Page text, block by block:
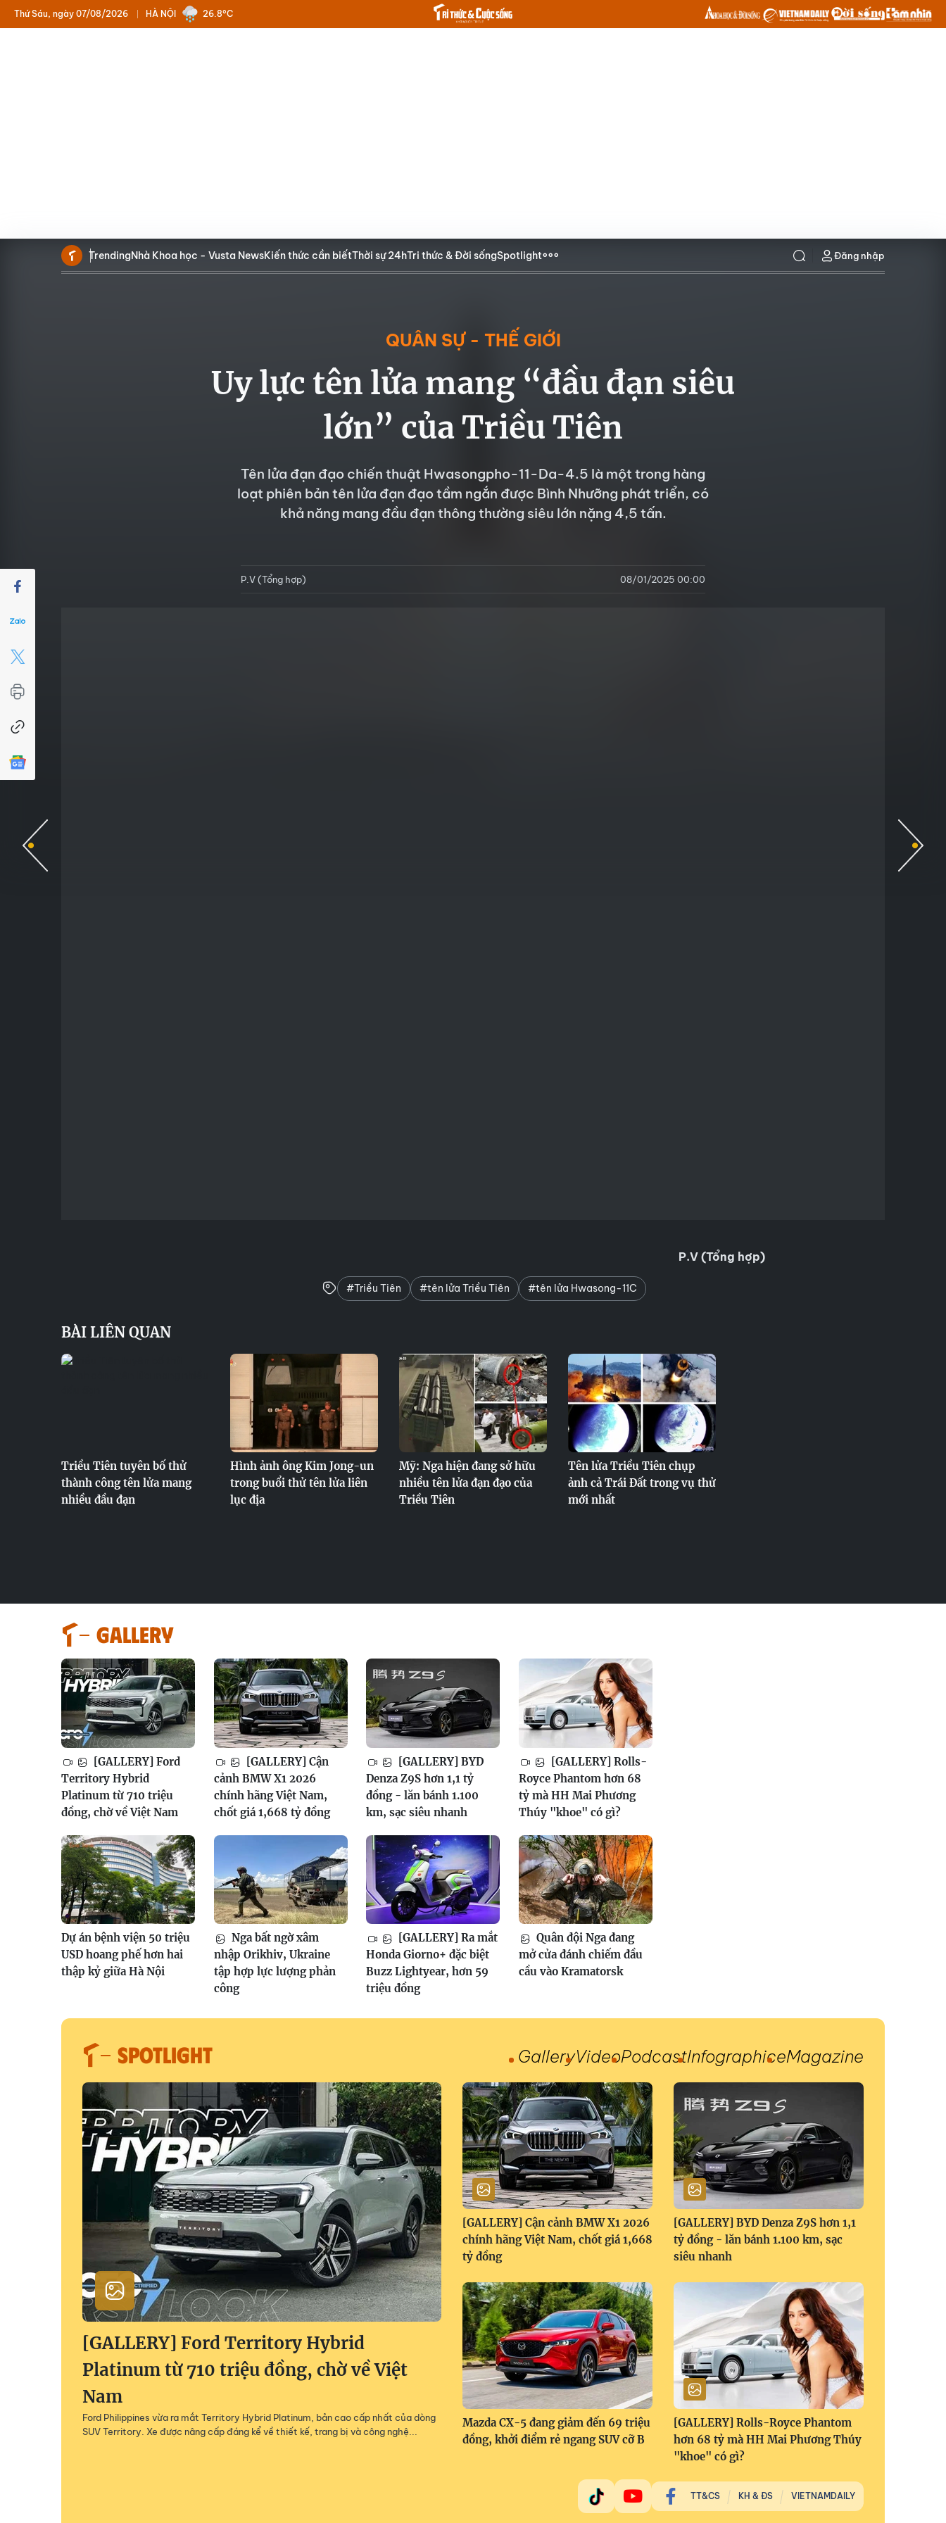
HÀ NỘI
Thứ Sáu, ngày 07/08/2026 26.8°C
TrendingNhà Khoa học - Vusta NewsKiến thức cần biếtThời sự 24hTri thức & Đời sốngSpotlight Đăng nhập
QUÂN SỰ - THẾ GIỚI
Uy lực tên lửa mang “đầu đạn siêu
lớn” của Triều Tiên
Tên lửa đạn đạo chiến thuật Hwasongpho-11-Da-4.5 là một trong hàng
loạt phiên bản tên lửa đạn đạo tầm ngắn được Bình Nhưỡng phát triển, có
khả năng mang đầu đạn thông thường siêu lớn nặng 4,5 tấn.
P.V (Tổng hợp) 08/01/2025 00:00
P.V (Tổng hợp)
#Triều Tiên #tên lửa Triều Tiên #tên lửa Hwasong-11C
BÀI LIÊN QUAN
Triều Tiên tuyên bố thử
thành công tên lửa mang
nhiều đầu đạn
Hình ảnh ông Kim Jong-un
trong buổi thử tên lửa liên
lục địa
Mỹ: Nga hiện đang sở hữu
nhiều tên lửa đạn đạo của
Triều Tiên
Tên lửa Triều Tiên chụp
ảnh cả Trái Đất trong vụ thử
mới nhất
GALLERY
[GALLERY] Ford
Territory Hybrid
Platinum từ 710 triệu
đồng, chờ về Việt Nam
[GALLERY] Cận
cảnh BMW X1 2026
chính hãng Việt Nam,
chốt giá 1,668 tỷ đồng
[GALLERY] BYD
Denza Z9S hơn 1,1 tỷ
đồng - lăn bánh 1.100
km, sạc siêu nhanh
[GALLERY] Rolls-
Royce Phantom hơn 68
tỷ mà HH Mai Phương
Thúy "khoe" có gì?
Dự án bệnh viện 50 triệu
USD hoang phế hơn hai
thập kỷ giữa Hà Nội
Nga bất ngờ xâm
nhập Orikhiv, Ukraine
tập hợp lực lượng phản
công
[GALLERY] Ra mắt
Honda Giorno+ đặc biệt
Buzz Lightyear, hơn 59
triệu đồng
Quân đội Nga đang
mở cửa đánh chiếm đầu
cầu vào Kramatorsk
SPOTLIGHT GalleryVideoPodcastInfographiceMagazine
[GALLERY] Ford Territory Hybrid
Platinum từ 710 triệu đồng, chờ về Việt
Nam
Ford Philippines vừa ra mắt Territory Hybrid Platinum, bản cao cấp nhất của dòng
SUV Territory. Xe được nâng cấp đáng kể về thiết kế, trang bị và công nghệ...
[GALLERY] Cận cảnh BMW X1 2026
chính hãng Việt Nam, chốt giá 1,668
tỷ đồng
[GALLERY] BYD Denza Z9S hơn 1,1
tỷ đồng - lăn bánh 1.100 km, sạc
siêu nhanh
Mazda CX-5 đang giảm đến 69 triệu
đồng, khởi điểm rẻ ngang SUV cỡ B
[GALLERY] Rolls-Royce Phantom
hơn 68 tỷ mà HH Mai Phương Thúy
"khoe" có gì?
TT&CS KH & ĐS VIETNAMDAILY